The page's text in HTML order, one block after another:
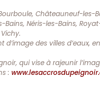
Châteauneuf-les-
Néris-les-Bains,
des villes d’eaux,
qui vise à rajeunir
: